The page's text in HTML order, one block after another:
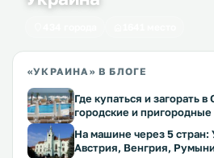
«УКРАИНА» В БЛОГЕ
Где купаться и загорать
городские и
На машине через 5 стран:
Австрия, Венгрия,